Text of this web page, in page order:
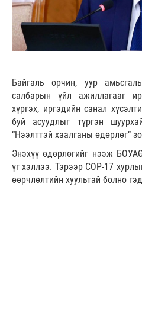
Байгаль орчин, уур
салбарын үйл ажиллагааг
хүргэх, иргэдийн санал
буй асуудлыг түргэн
“Нээлттэй хаалганы өдөрлөг”
Энэхүү өдөрлөгийг нээж
үг хэллээ. Тэрээр COP-17
өөрчлөлтийн хуультай болно